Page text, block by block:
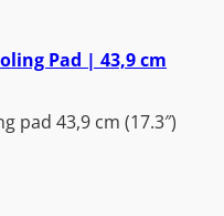
Pad | 43,9 cm
pad 43,9 cm (17.3″)